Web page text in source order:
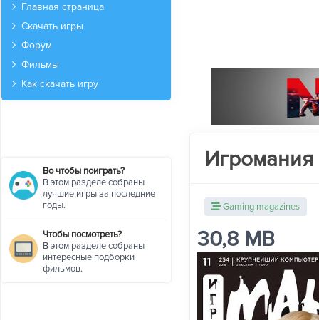
Главная страница
Скачать игры
Форум
Фильмы
Как скачать игру
Во чтобы поиграть?
В этом разделе собраны
лучшие игры за последние
годы.
Чтобы посмотреть?
В этом разделе собраны
интересные подборки
фильмов.
Игромания
Gaming magazines
30,8 MB